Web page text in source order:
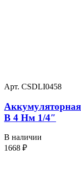
Арт. CSDLI0458
В 4 Нм 1/4″
В наличии
1668 ₽